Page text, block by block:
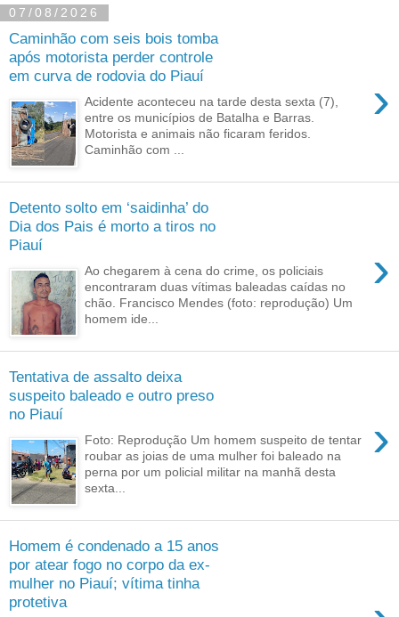
07/08/2026
Caminhão com seis bois tomba
após motorista perder controle
em curva de rodovia do Piauí
›
Acidente aconteceu na tarde desta sexta (7),
entre os municípios de Batalha e Barras.
Motorista e animais não ficaram feridos.
Caminhão com ...
Detento solto em ‘saidinha’ do
Dia dos Pais é morto a tiros no
Piauí
›
Ao chegarem à cena do crime, os policiais
encontraram duas vítimas baleadas caídas no
chão. Francisco Mendes (foto: reprodução) Um
homem ide...
Tentativa de assalto deixa
suspeito baleado e outro preso
no Piauí
›
Foto: Reprodução Um homem suspeito de tentar
roubar as joias de uma mulher foi baleado na
perna por um policial militar na manhã desta
sexta...
Homem é condenado a 15 anos
por atear fogo no corpo da ex-
mulher no Piauí; vítima tinha
protetiva